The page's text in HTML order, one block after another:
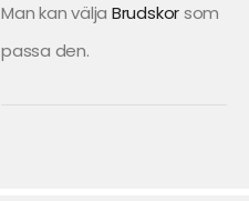
Man kan välja Brudskorsom
passa den.